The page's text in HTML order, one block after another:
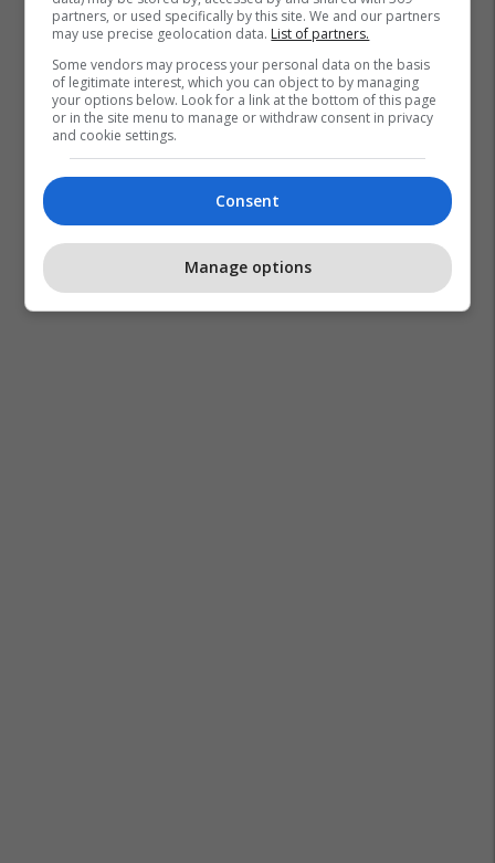
partners, or used specifically by this site. We and our partners
may use precise geolocation data. List of partners.
Some vendors may process your personal data on the basis
of legitimate interest, which you can object to by managing
your options below. Look for a link at the bottom of this page
or in the site menu to manage or withdraw consent in privacy
and cookie settings.
Consent
Manage options